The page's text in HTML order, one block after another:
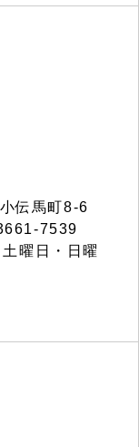
伝馬町8-6
7539
曜日・日曜